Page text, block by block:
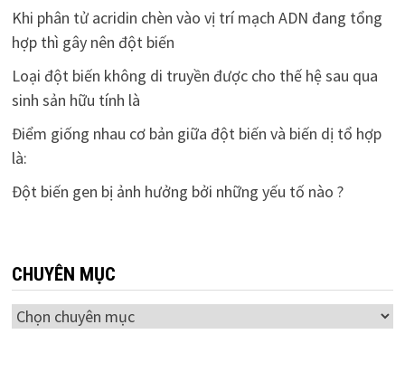
Khi phân tử acridin chèn vào vị trí mạch ADN đang tổng
hợp thì gây nên đột biến
Loại đột biến không di truyền được cho thế hệ sau qua
sinh sản hữu tính là
Điểm giống nhau cơ bản giữa đột biến và biến dị tổ hợp
là:
Đột biến gen bị ảnh hưởng bởi những yếu tố nào ?
CHUYÊN MỤC
Chuyên